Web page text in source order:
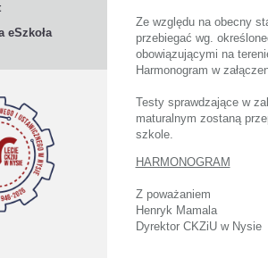
eSzkoła
Ze względu na obecny
przebiegać wg.
obowiązującymi na
Harmonogram w
Testy sprawdzające w
maturalnym zostaną
szkole.
HARMONOGRAM
Z poważaniem
Henryk Mamala
Dyrektor CKZiU w Nysie